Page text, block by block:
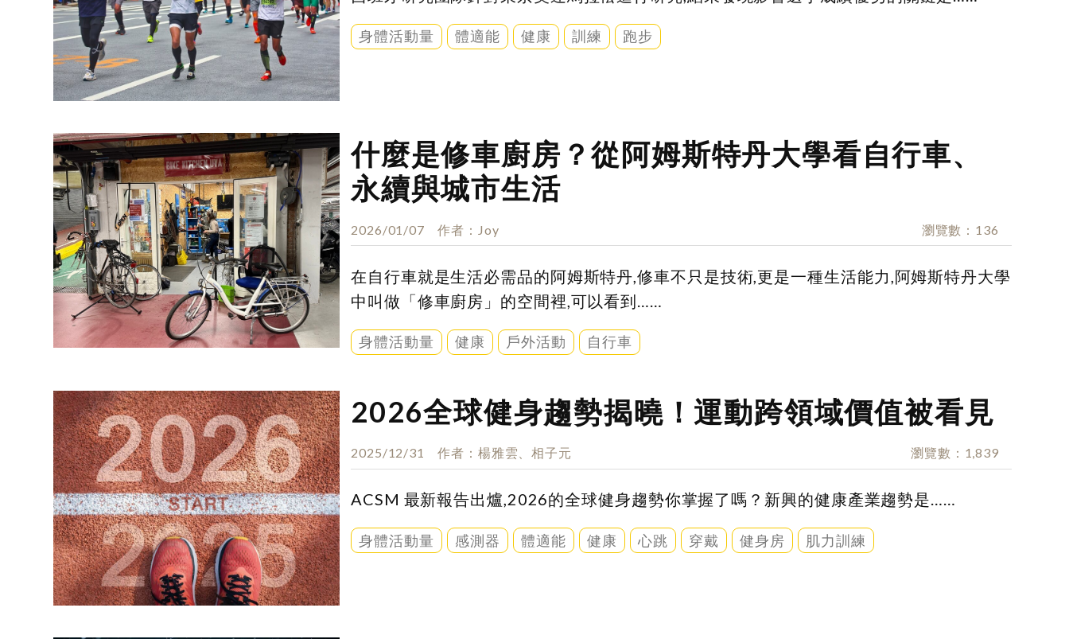
身體活動量 體適能 健康 訓練 跑步
什麼是修車廚房？從阿姆斯特丹大學看自行車、
永續與城市生活
2026/01/07 作者 Joy 瀏覽數 136
在自行車就是生活必需品的阿姆斯特丹,修車不只是技術,更是一種生活能力,阿姆斯特丹大學
中叫做「修車廚房」的空間裡,可以看到……
身體活動量 健康 戶外活動 自行車
2026全球健身趨勢揭曉！運動跨領域價值被看見
2025/12/31 作者 楊雅雲、相子元 瀏覽數 1,839
ACSM 最新報告出爐,2026的全球健身趨勢你掌握了嗎？新興的健康產業趨勢是……
身體活動量 感測器 體適能 健康 心跳 穿戴 健身房 肌力訓練